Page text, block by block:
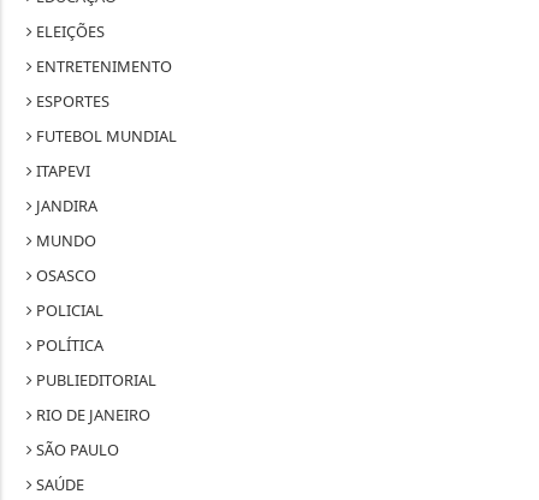
ELEIÇÕES
ENTRETENIMENTO
ESPORTES
FUTEBOL MUNDIAL
ITAPEVI
JANDIRA
MUNDO
OSASCO
POLICIAL
POLÍTICA
PUBLIEDITORIAL
RIO DE JANEIRO
SÃO PAULO
SAÚDE